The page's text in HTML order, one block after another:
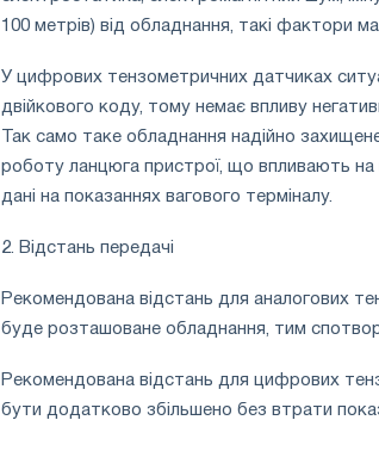
100 метрів) від обладнання, такі фактори
У цифрових тензометричних датчиках
двійкового коду, тому немає впливу
Так само таке обладнання надійно
роботу ланцюга пристрої, що впливають на
дані на показаннях вагового терміналу.
2. Відстань передачі
Рекомендована відстань для аналогових
буде розташоване обладнання, тим
Рекомендована відстань для цифрових
бути додатково збільшено без втрати